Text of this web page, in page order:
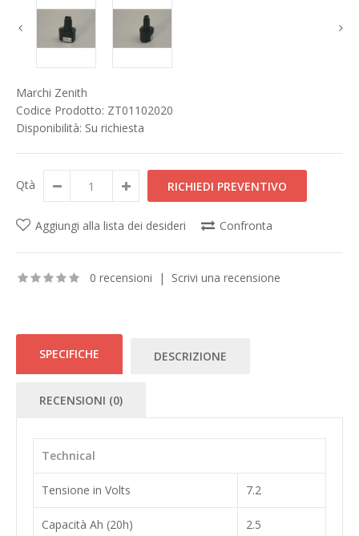
Marchi Zenith
Codice Prodotto: ZT01102020
Disponibilità: Su richiesta
Qtà
Aggiungi alla lista dei desideri Confronta
0 recensioni | Scrivi una recensione
SPECIFICHE DESCRIZIONE
RECENSIONI (0)
Technical
Tensione in Volts 7.2
Capacità Ah (20h) 2.5